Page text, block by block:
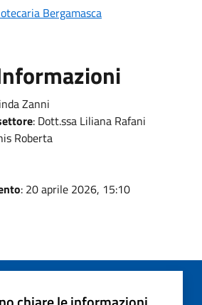
Bergamasca
Zanni
: Dott.ssa Liliana Rafani
Roberta
: 20 aprile 2026, 15:10